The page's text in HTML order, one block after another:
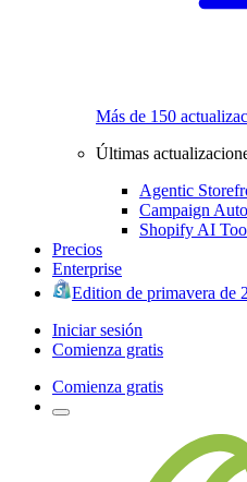
Más de 150
Últimas
Agentic
Campaign
Shopify AI
Precios
Enterprise
Edition de primavera de
Iniciar sesión
Comienza gratis
Comienza gratis